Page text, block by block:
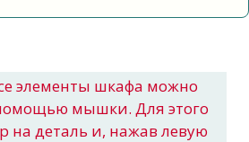
элементы шкафа можно
мышки. Для этого
на деталь и, нажав левую